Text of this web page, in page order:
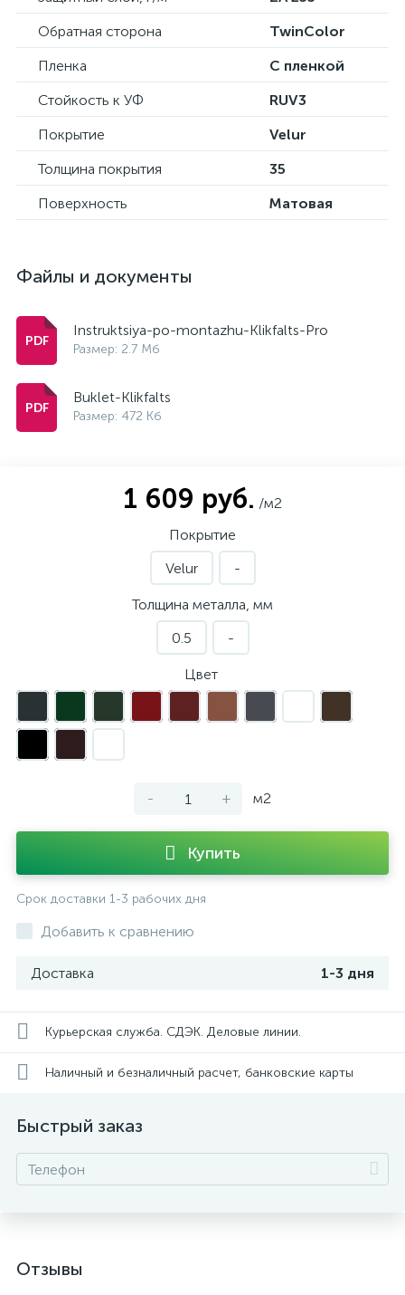
Обратная сторона
TwinColor
Пленка
С пленкой
Стойкость к УФ
RUV3
Покрытие
Velur
Толщина покрытия
35
Поверхность
Матовая
Файлы и документы
Instruktsiya-po-montazhu-Klikfalts-Pro
Размер: 2.7 Мб
Buklet-Klikfalts
Размер: 472 Кб
1 609 руб. /м2
Покрытие
Velur
-
Толщина металла, мм
0.5
-
Цвет
- + м2
Купить
Срок доставки 1-3 рабочих дня
Добавить к сравнению
Доставка 1-3 дня
Курьерская служба. СДЭК. Деловые линии.
Наличный и безналичный расчет, банковские карты
Быстрый заказ
Отзывы